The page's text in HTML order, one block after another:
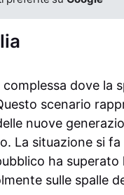
dove la
scenario
nuove
La situazione si
ha superato
sulle spalle